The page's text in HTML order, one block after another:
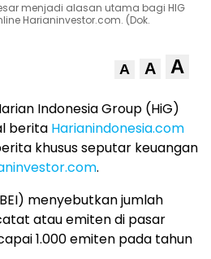
menjadi alasan utama bagi HIG
Harianinvestor.com. (Dok.
A A A
Indonesia Group (HiG)
berita Harianindonesia.com
khusus seputar keuangan
.
menyebutkan jumlah
atau emiten di pasar
1.000 emiten pada tahun